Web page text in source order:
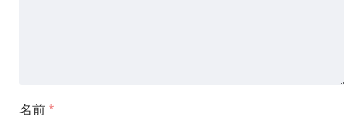
名前 *